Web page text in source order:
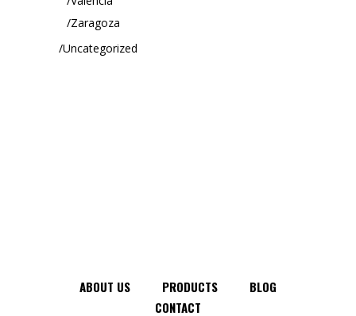
Zaragoza
Uncategorized
ABOUT US PRODUCTS
BLOG
CONTACT